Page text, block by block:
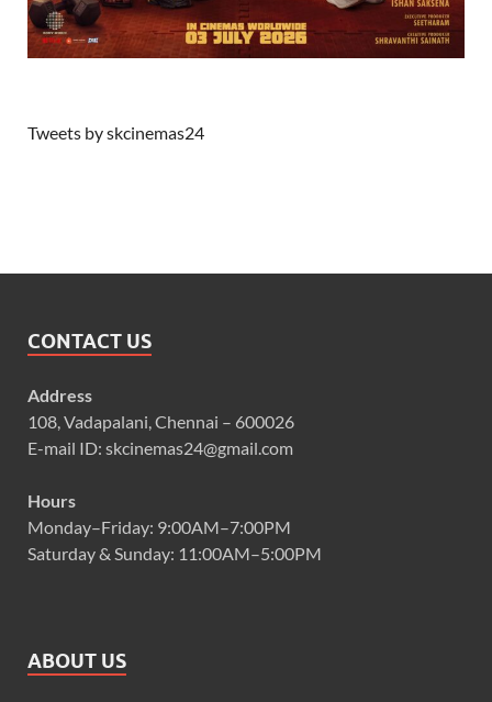
Tweets by skcinemas24
CONTACT US
Address
108, Vadapalani, Chennai – 600026
E-mail ID: skcinemas24@gmail.com
Hours
Monday–Friday: 9:00AM–7:00PM
Saturday & Sunday: 11:00AM–5:00PM
ABOUT US